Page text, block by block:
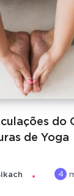
do
de Yoga
4